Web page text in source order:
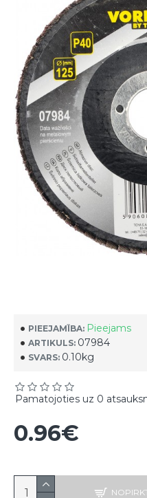
PIEEJAMĪBA: Pieejams
ARTIKULS: 07984
SVARS: 0.10kg
Pamatojoties uz 0
0.96€